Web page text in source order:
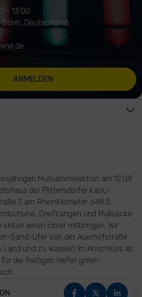
- 13:00
Bonn, Deutschland
ANMELDEN
Müllsammelaktion am 12.09
der Plittersdorfer Kanu-
3 am Rheinkilometer 648,5.
Greifzangen und Müllsäcke.
einen Eimer mitbringen. Wir
Sand-Ufer von der Auerhofstraße
Land und zu Wasser) Im Anschluss ab
die fleißigen Helfer grillen.